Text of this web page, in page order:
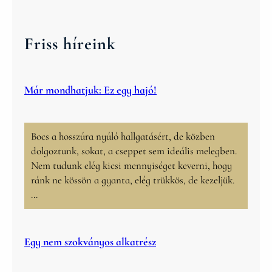
h
Friss híreink
Már mondhatjuk: Ez egy hajó!
Bocs a hosszúra nyúló hallgatásért, de közben
dolgoztunk, sokat, a cseppet sem ideális melegben.
Nem tudunk elég kicsi mennyiséget keverni, hogy
ránk ne kössön a gyanta, elég trükkös, de kezeljük.
…
Egy nem szokványos alkatrész